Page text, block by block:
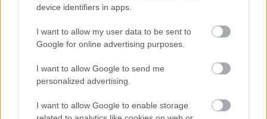
device identifiers in apps.
I want to allow my user data to be sent to
Google for online advertising purposes.
I want to allow Google to send me
personalized advertising.
I want to allow Google to enable storage
csúszások ritkán vonnak maguk után komolyabb
szankciót. A felügyelők a múltban az esetek
többségében büntetlenül hagyták a késéseket,
vagy legfeljebb egy hivatalos megrovással
figyelmeztették az érintett versenyzőket.